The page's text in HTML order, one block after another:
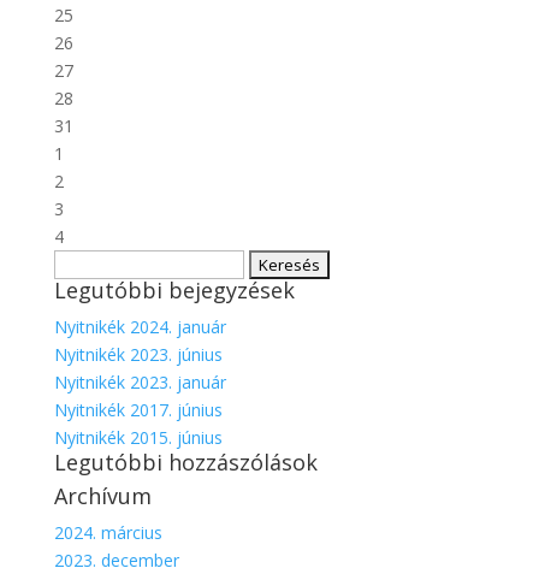
25
26
27
28
31
1
2
3
4
Legutóbbi bejegyzések
Nyitnikék 2024. január
Nyitnikék 2023. június
Nyitnikék 2023. január
Nyitnikék 2017. június
Nyitnikék 2015. június
Legutóbbi hozzászólások
Archívum
2024. március
2023. december